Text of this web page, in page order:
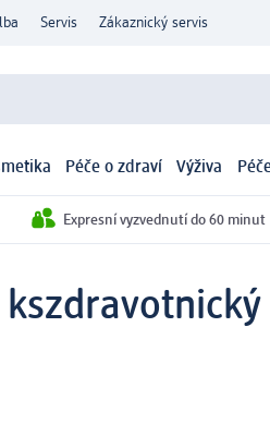
Servis Zákaznický servis
Péče o zdraví Výživa
Expresní vyzvednutí do 60 minut